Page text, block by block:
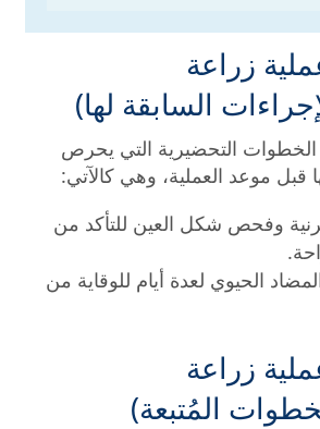
زراعة
السابقة لها)
التحضيرية التي يحرص
قبل موعد العملية، وهي كالآتي:
وفحص شكل العين للتأكد من
الحيوي لعدة أيام للوقاية من
زراعة
المُتبعة)